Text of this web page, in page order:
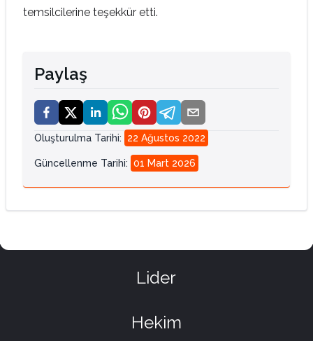
temsilcilerine teşekkür etti.
Paylaş
Oluşturulma Tarihi: 22 Ağustos 2022
Güncellenme Tarihi: 01 Mart 2026
Lider
Hekim